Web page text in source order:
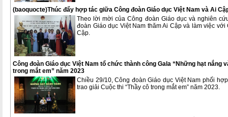
(baoquocte)Thúc đẩy hợp tác giữa Công đoàn Giáo dục Việt Nam và Ai
Theo lời mời của Công đoàn Giáo dục và nghiên
đoàn Giáo dục Việt Nam thăm Ai Cập và làm việc
Cập.
Công đoàn Giáo dục Việt Nam tổ chức thành công Gala “Những hạt nắng
trong mắt em” năm 2023
Chiều 29/10, Công đoàn Giáo dục Việt Nam phối
trao giải Cuộc thi “Thầy cô trong mắt em” năm 2023.